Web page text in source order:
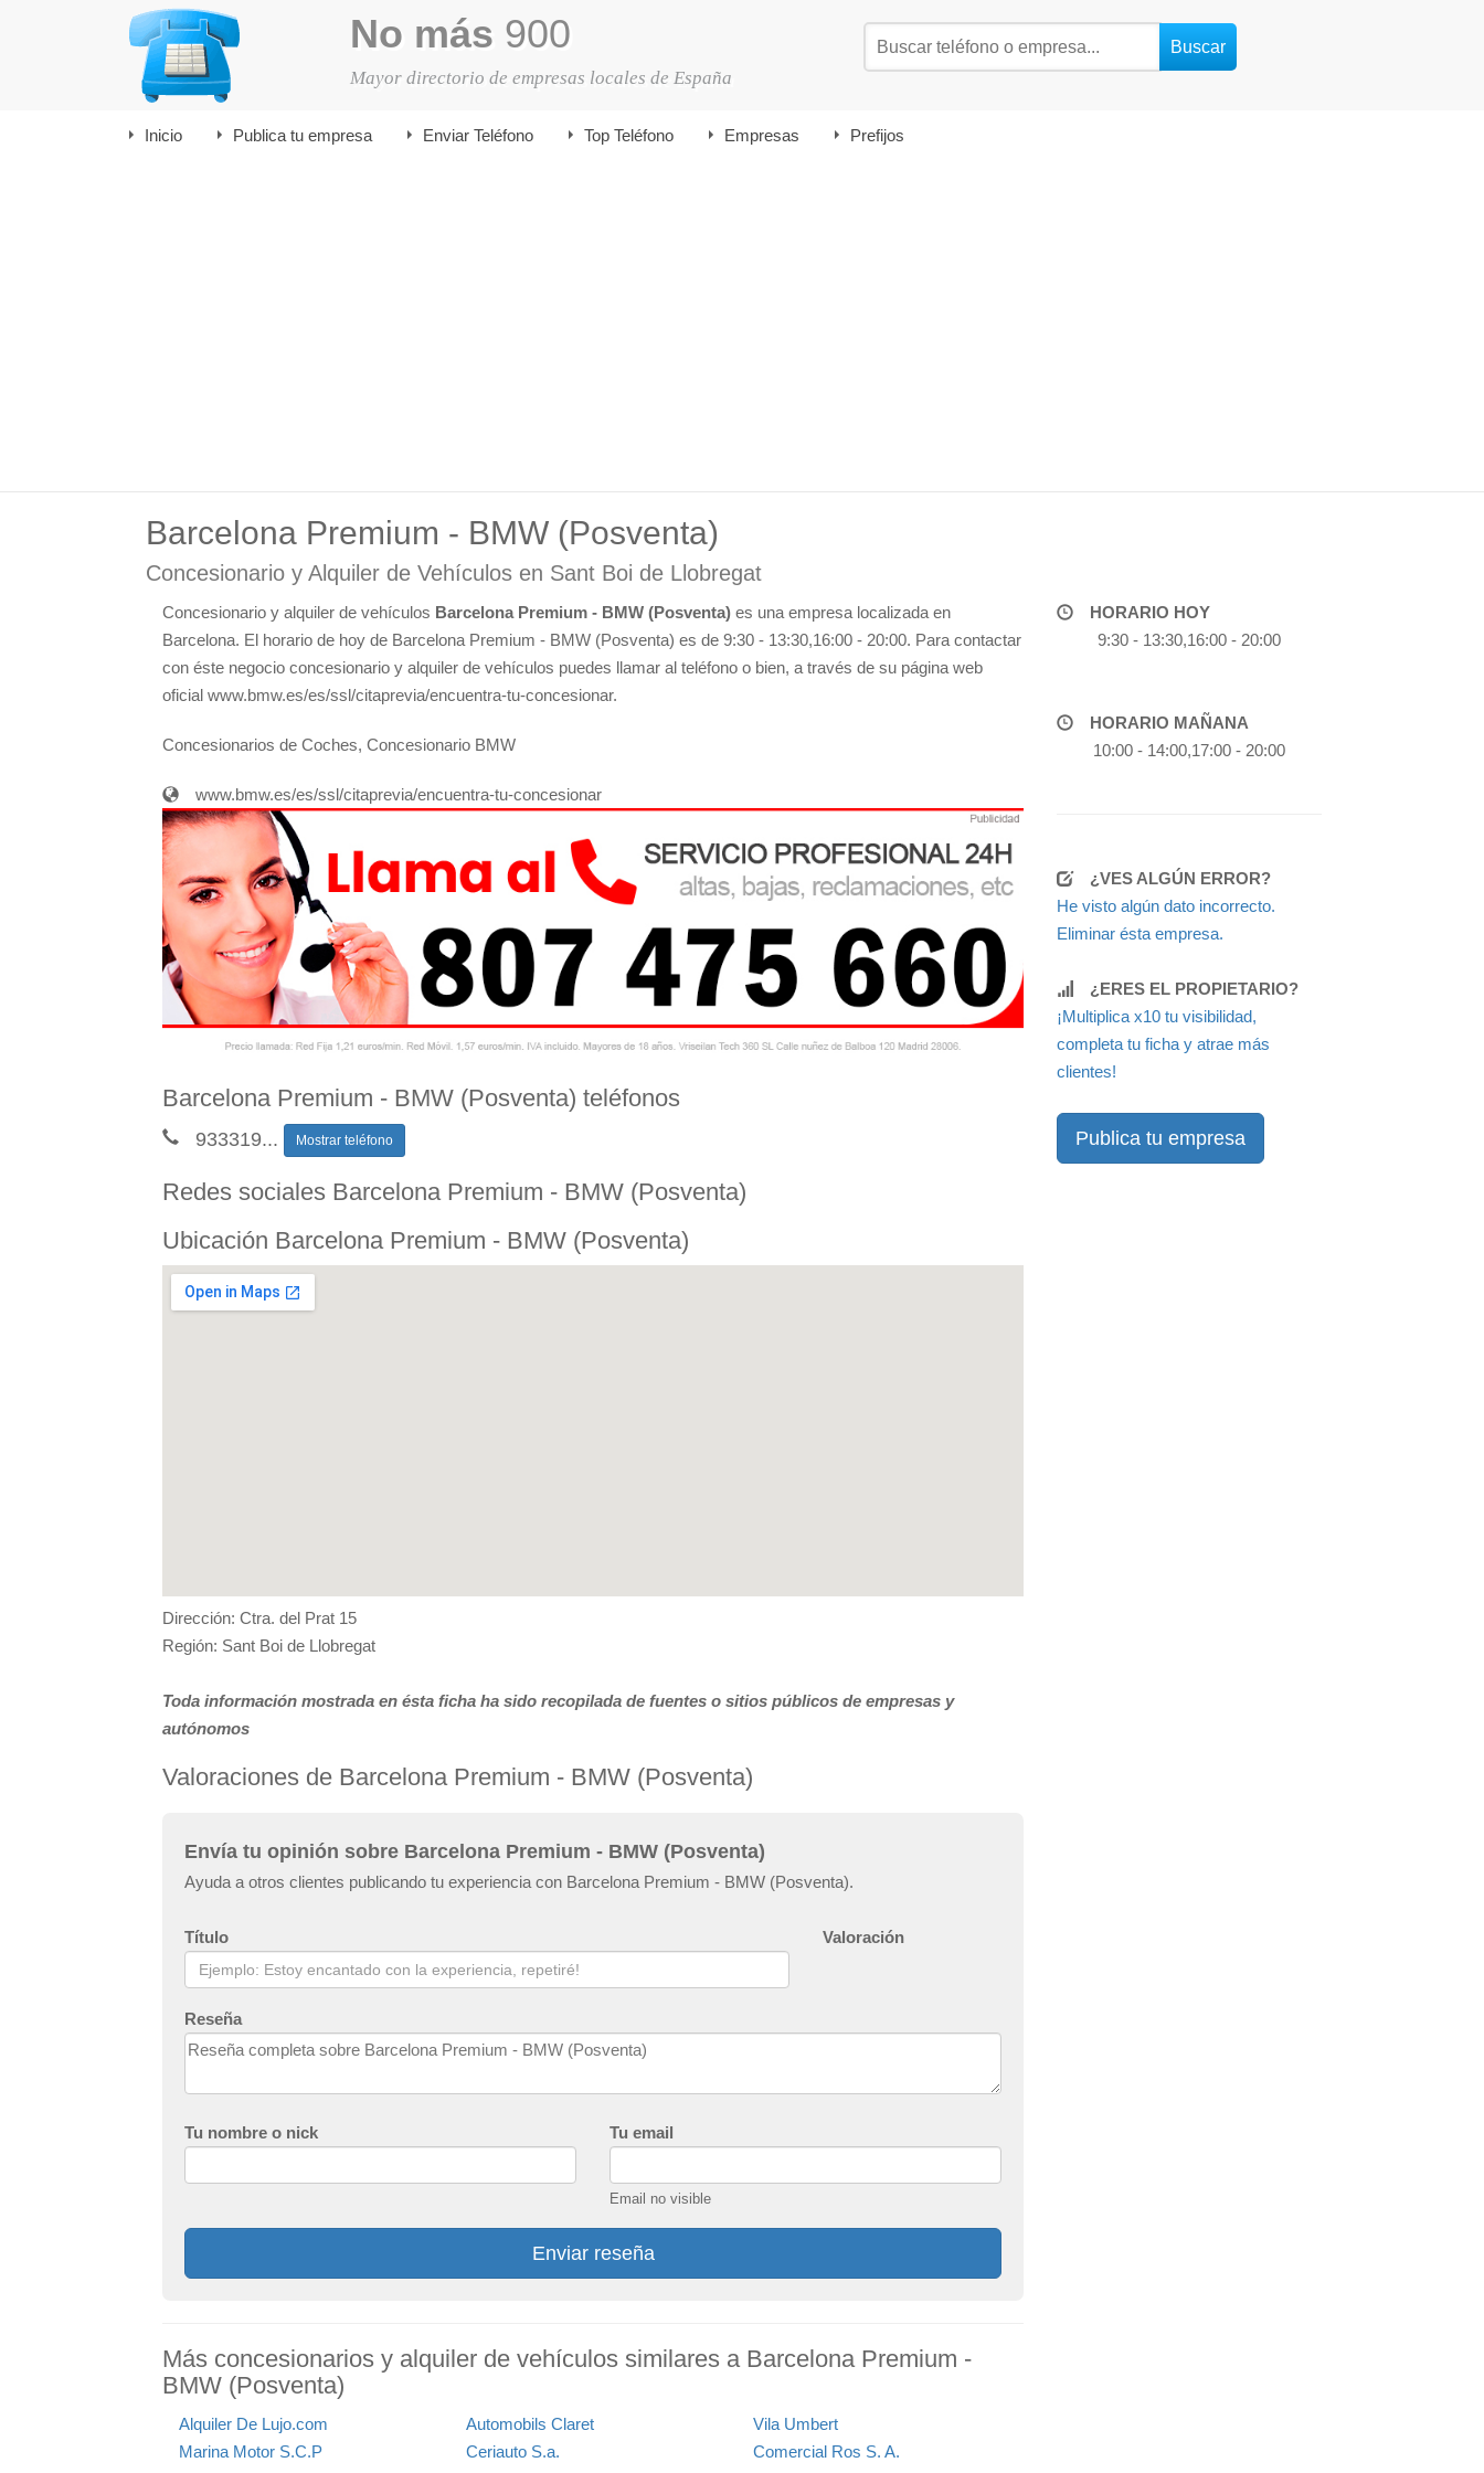
No más 900
Mayor directorio de empresas locales de España
Inicio Publica tu empresa Enviar Teléfono Top Teléfono Empresas Prefijos
Barcelona Premium - BMW (Posventa)
Concesionario y Alquiler de Vehículos en Sant Boi de Llobregat
Concesionario y alquiler de vehículos Barcelona Premium - BMW (Posventa) es una empresa localizada en
Barcelona. El horario de hoy de Barcelona Premium - BMW (Posventa) es de 9:30 - 13:30,16:00 - 20:00. Para contactar
con éste negocio concesionario y alquiler de vehículos puedes llamar al teléfono o bien, a través de su página web
oficial www.bmw.es/es/ssl/citaprevia/encuentra-tu-concesionar.
Concesionarios de Coches, Concesionario BMW
www.bmw.es/es/ssl/citaprevia/encuentra-tu-concesionar
Barcelona Premium - BMW (Posventa) teléfonos
933319... Mostrar teléfono
Redes sociales Barcelona Premium - BMW (Posventa)
Ubicación Barcelona Premium - BMW (Posventa)
Dirección: Ctra. del Prat 15
Región: Sant Boi de Llobregat
Toda información mostrada en ésta ficha ha sido recopilada de fuentes o sitios públicos de empresas y
autónomos
Valoraciones de Barcelona Premium - BMW (Posventa)
Envía tu opinión sobre Barcelona Premium - BMW (Posventa)
Ayuda a otros clientes publicando tu experiencia con Barcelona Premium - BMW (Posventa).
Título Valoración
Reseña
Tu nombre o nick Tu email
Email no visible
Enviar reseña
Más concesionarios y alquiler de vehículos similares a Barcelona Premium -
BMW (Posventa)
Alquiler De Lujo.com Automobils Claret
Vila Umbert
Marina Motor S.C.P
Ceriauto S.a.
Comercial Ros S. A.
HORARIO HOY
9:30 - 13:30,16:00 - 20:00
HORARIO MAÑANA
10:00 - 14:00,17:00 - 20:00
¿VES ALGÚN ERROR?
He visto algún dato incorrecto.
Eliminar ésta empresa.
¿ERES EL PROPIETARIO?
¡Multiplica x10 tu visibilidad,
completa tu ficha y atrae más
clientes!
Publica tu empresa